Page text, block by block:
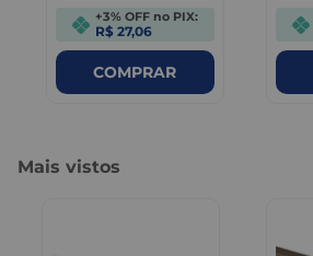
+3% OFF no PIX:
R$ 27,06
COMPRAR
Mais vistos